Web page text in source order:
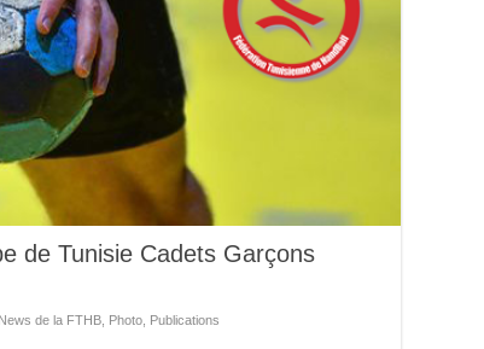
de Tunisie Cadets Garçons
de la FTHB Photo Publications